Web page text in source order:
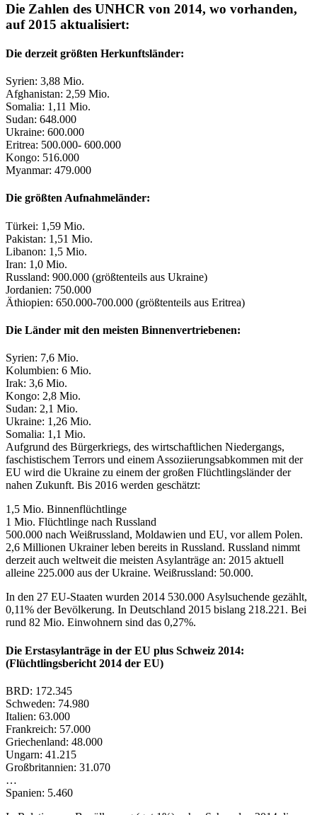
Die Zahlen des UNHCR von 2014, wo vorhanden,
auf 2015 aktualisiert:
Die derzeit größten Herkunftsländer:
Syrien: 3,88 Mio.
Afghanistan: 2,59 Mio.
Somalia: 1,11 Mio.
Sudan: 648.000
Ukraine: 600.000
Eritrea: 500.000- 600.000
Kongo: 516.000
Myanmar: 479.000
Die größten Aufnahmeländer:
Türkei: 1,59 Mio.
Pakistan: 1,51 Mio.
Libanon: 1,5 Mio.
Iran: 1,0 Mio.
Russland: 900.000 (größtenteils aus Ukraine)
Jordanien: 750.000
Äthiopien: 650.000-700.000 (größtenteils aus Eritrea)
Die Länder mit den meisten Binnenvertriebenen:
Syrien: 7,6 Mio.
Kolumbien: 6 Mio.
Irak: 3,6 Mio.
Kongo: 2,8 Mio.
Sudan: 2,1 Mio.
Ukraine: 1,26 Mio.
Somalia: 1,1 Mio.
Aufgrund des Bürgerkriegs, des wirtschaftlichen Niedergangs,
faschistischem Terrors und einem Assoziierungsabkommen mit der
EU wird die Ukraine zu einem der großen Flüchtlingsländer der
nahen Zukunft. Bis 2016 werden geschätzt:
1,5 Mio. Binnenflüchtlinge
1 Mio. Flüchtlinge nach Russland
500.000 nach Weißrussland, Moldawien und EU, vor allem Polen.
2,6 Millionen Ukrainer leben bereits in Russland. Russland nimmt
derzeit auch weltweit die meisten Asylanträge an: 2015 aktuell
alleine 225.000 aus der Ukraine. Weißrussland: 50.000.
In den 27 EU-Staaten wurden 2014 530.000 Asylsuchende gezählt,
0,11% der Bevölkerung. In Deutschland 2015 bislang 218.221. Bei
rund 82 Mio. Einwohnern sind das 0,27%.
Die Erstasylanträge in der EU plus Schweiz 2014:
(Flüchtlingsbericht 2014 der EU)
BRD: 172.345
Schweden: 74.980
Italien: 63.000
Frankreich: 57.000
Griechenland: 48.000
Ungarn: 41.215
Großbritannien: 31.070
…
Spanien: 5.460